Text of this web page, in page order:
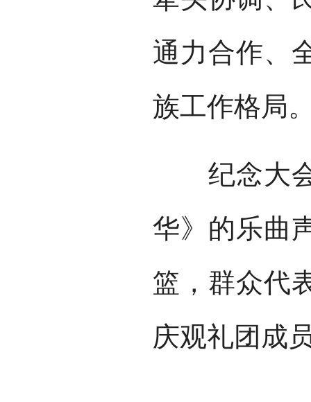
通力合作、
族工作格局
纪念大会
华》的乐曲
篮，群众代
庆观礼团成